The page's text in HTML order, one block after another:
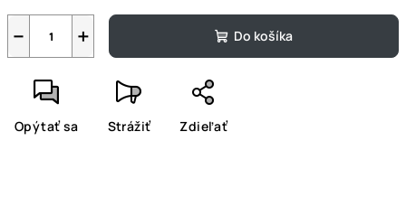
+
− Do košíka
Opýtať sa Strážiť Zdieľať